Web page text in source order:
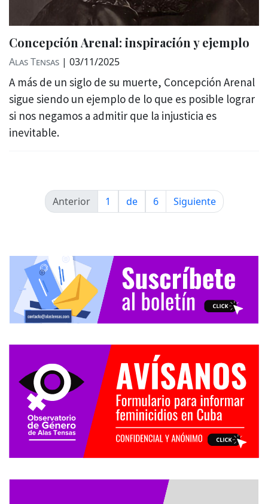
Concepción Arenal: inspiración y ejemplo
Alas Tensas | 03/11/2025
A más de un siglo de su muerte, Concepción Arenal
sigue siendo un ejemplo de lo que es posible lograr
si nos negamos a admitir que la injusticia es
inevitable.
Anterior 1 de 6 Siguiente